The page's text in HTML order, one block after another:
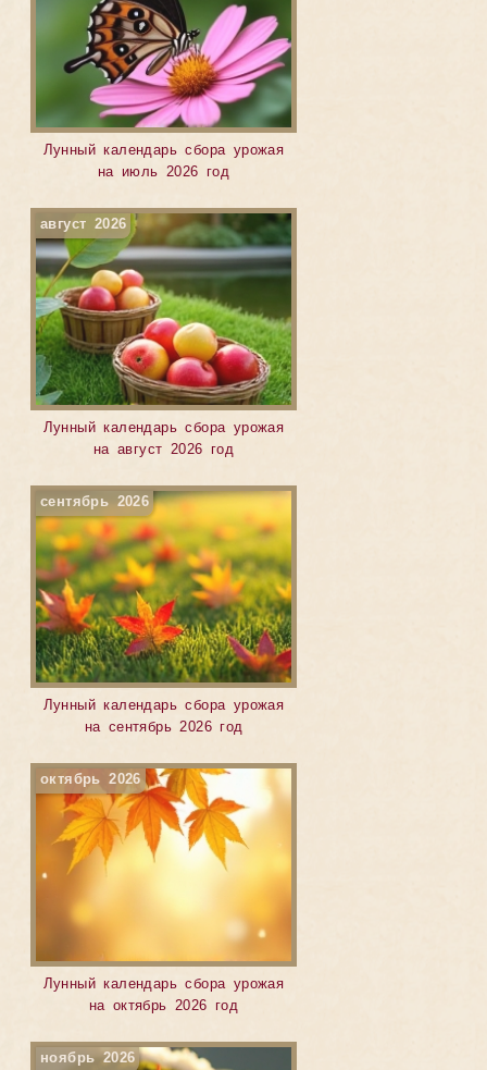
Лунный календарь сбора урожая
на июль 2026 год
август 2026
Лунный календарь сбора урожая
на август 2026 год
сентябрь 2026
Лунный календарь сбора урожая
на сентябрь 2026 год
октябрь 2026
Лунный календарь сбора урожая
на октябрь 2026 год
ноябрь 2026